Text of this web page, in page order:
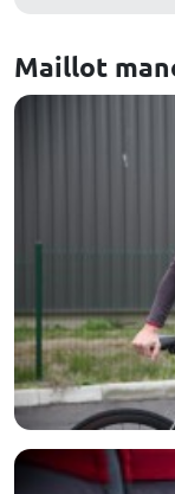
Maillot